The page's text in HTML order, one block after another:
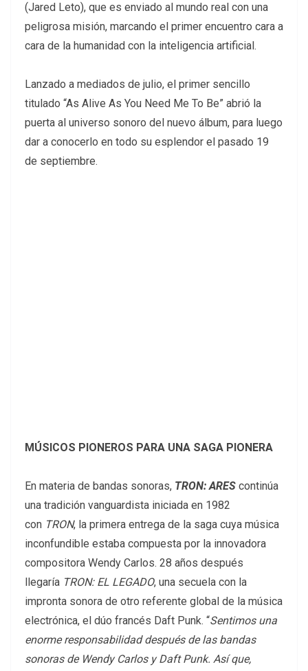
(Jared Leto), que es enviado al mundo real con una
peligrosa misión, marcando el primer encuentro cara a
cara de la humanidad con la inteligencia artificial.
Lanzado a mediados de julio, el primer sencillo
titulado “As Alive As You Need Me To Be” abrió la
puerta al universo sonoro del nuevo álbum, para luego
dar a conocerlo en todo su esplendor el pasado 19
de septiembre.
MÚSICOS PIONEROS PARA UNA SAGA PIONERA
En materia de bandas sonoras, TRON: ARES continúa
una tradición vanguardista iniciada en 1982
con TRON, la primera entrega de la saga cuya música
inconfundible estaba compuesta por la innovadora
compositora Wendy Carlos. 28 años después
llegaría TRON: EL LEGADO, una secuela con la
impronta sonora de otro referente global de la música
electrónica, el dúo francés Daft Punk. “Sentimos una
enorme responsabilidad después de las bandas
sonoras de Wendy Carlos y Daft Punk. Así que,